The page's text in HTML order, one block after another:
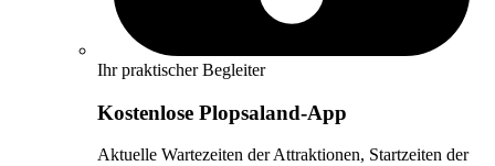
Ihr praktischer Begleiter
Kostenlose Plopsaland-App
Aktuelle Wartezeiten der Attraktionen, Startzeiten der